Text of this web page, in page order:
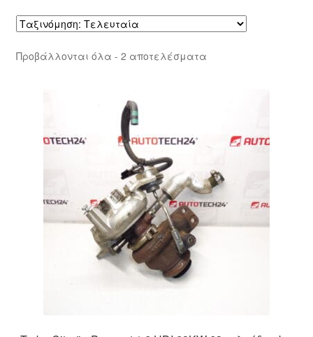
Προβάλλονται όλα - 2 αποτελέσματαSorted